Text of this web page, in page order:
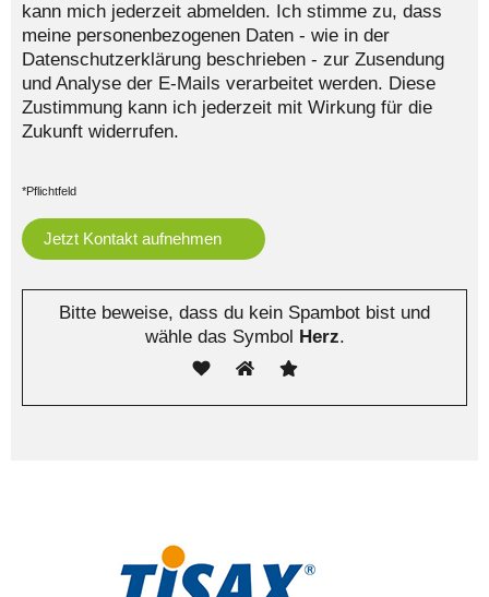
kann mich jederzeit abmelden. Ich stimme zu, dass
meine personenbezogenen Daten - wie in der
Datenschutzerklärung beschrieben - zur Zusendung
und Analyse der E-Mails verarbeitet werden. Diese
Zustimmung kann ich jederzeit mit Wirkung für die
Zukunft widerrufen.
*Pflichtfeld
Bitte beweise, dass du kein Spambot bist und
wähle das Symbol Herz.